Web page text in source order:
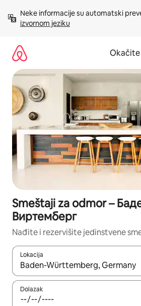
sadržaj
Neke informacije su automatski
izvornom jeziku
Okačite
Smeštaji za odmor –
Виртемберг
Nađite i rezervišite jedinstvene
Lokacija
Kad su rezultati dostupni, možete
Dolazak